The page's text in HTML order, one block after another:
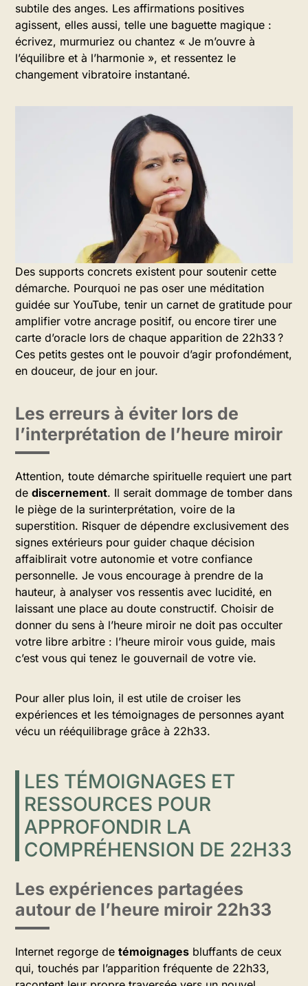
subtile des anges. Les affirmations positives
agissent, elles aussi, telle une baguette magique :
écrivez, murmuriez ou chantez « Je m’ouvre à
l’équilibre et à l’harmonie », et ressentez le
changement vibratoire instantané.
Des supports concrets existent pour soutenir cette
démarche. Pourquoi ne pas oser une méditation
guidée sur YouTube, tenir un carnet de gratitude pour
amplifier votre ancrage positif, ou encore tirer une
carte d’oracle lors de chaque apparition de 22h33 ?
Ces petits gestes ont le pouvoir d’agir profondément,
en douceur, de jour en jour.
Les erreurs à éviter lors de
l’interprétation de l’heure miroir
Attention, toute démarche spirituelle requiert une part
de discernement. Il serait dommage de tomber dans
le piège de la surinterprétation, voire de la
superstition. Risquer de dépendre exclusivement des
signes extérieurs pour guider chaque décision
affaiblirait votre autonomie et votre confiance
personnelle. Je vous encourage à prendre de la
hauteur, à analyser vos ressentis avec lucidité, en
laissant une place au doute constructif. Choisir de
donner du sens à l’heure miroir ne doit pas occulter
votre libre arbitre : l’heure miroir vous guide, mais
c’est vous qui tenez le gouvernail de votre vie.
Pour aller plus loin, il est utile de croiser les
expériences et les témoignages de personnes ayant
vécu un rééquilibrage grâce à 22h33.
LES TÉMOIGNAGES ET
RESSOURCES POUR
APPROFONDIR LA
COMPRÉHENSION DE 22H33
Les expériences partagées
autour de l’heure miroir 22h33
Internet regorge de témoignages bluffants de ceux
qui, touchés par l’apparition fréquente de 22h33,